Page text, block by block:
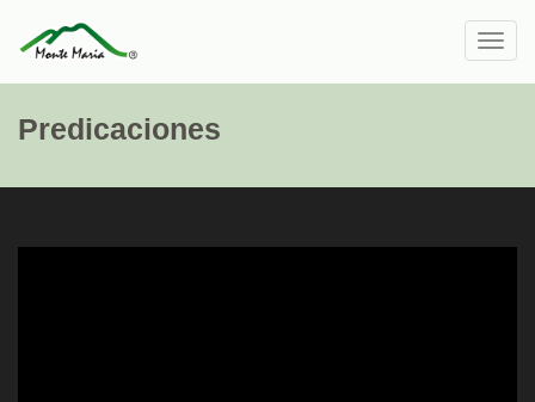
Predicaciones